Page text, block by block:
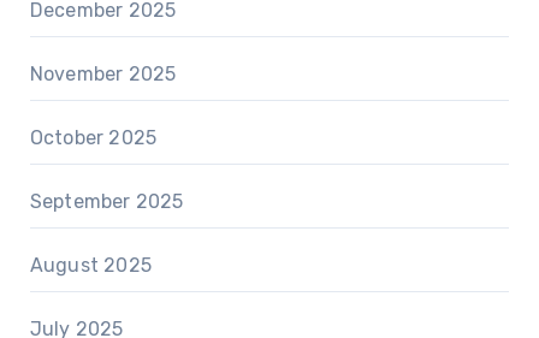
December 2025
November 2025
October 2025
September 2025
August 2025
July 2025